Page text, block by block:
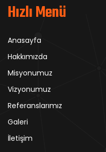
Hızlı Menü
Anasayfa
Hakkımızda
Misyonumuz
Vizyonumuz
Referanslarımız
Galeri
İletişim